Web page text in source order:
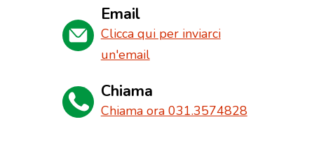
Email
Clicca qui per inviarci
un'email
Chiama
Chiama ora 031.3574828